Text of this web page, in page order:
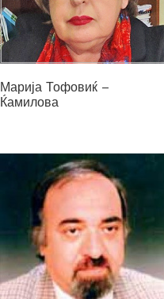
Марија Тофовиќ –
Ќамилова